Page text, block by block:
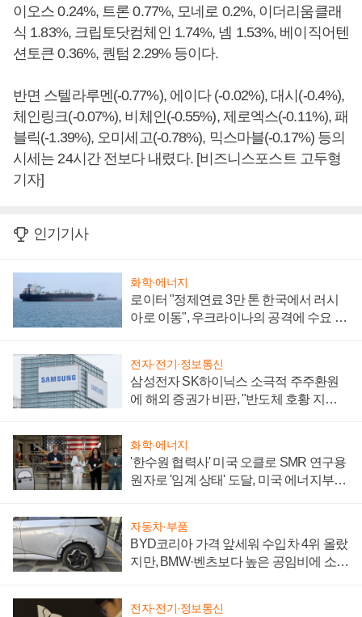
이오스 0.24%, 트론 0.77%, 모네로 0.2%, 이더리움클래
식 1.83%, 크립토닷컴체인 1.74%, 넴 1.53%, 베이직어텐
션토큰 0.36%, 퀀텀 2.29% 등이다.
반면 스텔라루멘(-0.77%), 에이다 (-0.02%), 대시(-0.4%),
체인링크(-0.07%), 비체인(-0.55%), 제로엑스(-0.11%), 패
블릭(-1.39%), 오미세고(-0.78%), 믹스마블(-0.17%) 등의
시세는 24시간 전보다 내렸다. [비즈니스포스트 고두형
기자]
인기기사
화학·에너지
로이터 "정제연료 3만 톤 한국에서 러시
아로 이동", 우크라이나의 공격에 수요 늘
전자·전기·정보통신
삼성전자 SK하이닉스 소극적 주주환원
에 해외 증권가 비판, "반도체 호황 지속
화학·에너지
'한수원 협력사' 미국 오클로 SMR 연구용
원자로 '임계 상태' 도달, 미국 에너지부
자동차·부품
BYD코리아 가격 앞세워 수입차 4위 올랐
지만, BMW·벤츠보다 높은 공임비에 소비
전자·전기·정보통신